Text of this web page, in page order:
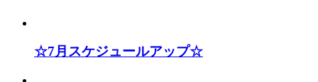
☆7月スケジュールアップ☆